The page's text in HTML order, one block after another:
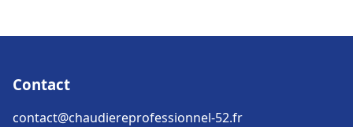
Contact
contact@chaudiereprofessionnel-52.fr